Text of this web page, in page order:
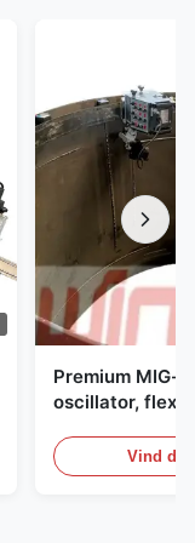
Premium MIG-
oscillator,
drukvatenVind de